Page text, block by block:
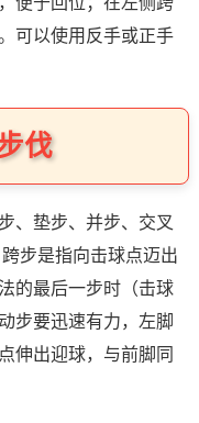
可以使用反手或正手
伐
、垫步、并步、交叉
步是指向击球点迈出
的最后一步时（击球
步要迅速有力，左脚
伸出迎球，与前脚同